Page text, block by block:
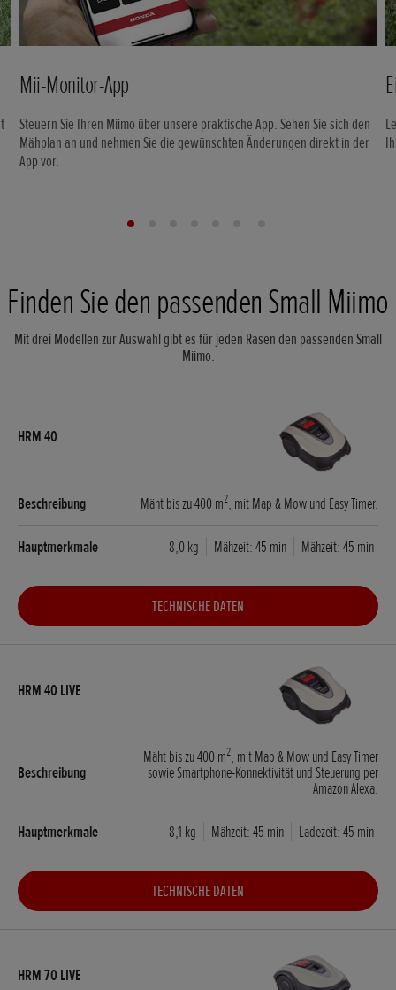
Mii-Monitor-App
Steuern Sie Ihren Miimo über unsere praktische App. Sehen Sie sich den
Mähplan an und nehmen Sie die gewünschten Änderungen direkt in der
App vor.
Finden Sie den passenden Small Miimo
Mit drei Modellen zur Auswahl gibt es für jeden Rasen den passenden Small
Miimo.
Mäht bis zu 400 m2, mit Map & Mow und Easy Timer.
8,0 kg Mähzeit: 45 min Mähzeit: 45 min
TECHNISCHE DATEN
Mäht bis zu 400 m2, mit Map & Mow und Easy Timer
sowie Smartphone-Konnektivität und Steuerung per
Amazon Alexa.
8,1 kg Mähzeit: 45 min Ladezeit: 45 min
TECHNISCHE DATEN